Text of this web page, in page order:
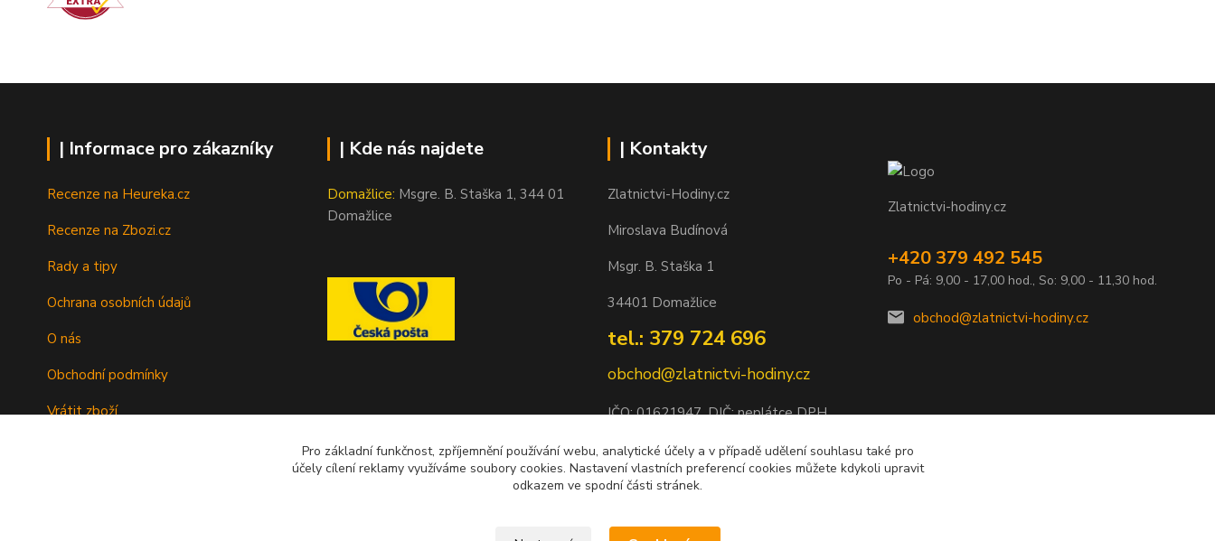
| Informace pro zákazníky
Recenze na Heureka.cz
Recenze na Zbozi.cz
Rady a tipy
Ochrana osobních údajů
O nás
Obchodní podmínky
Vrátit zboží
| Kde nás najdete
Domažlice: Msgre. B. Staška 1, 344 01
Domažlice
| Kontakty
Zlatnictvi-Hodiny.cz
Miroslava Budínová
Msgr. B. Staška 1
34401 Domažlice
tel.: 379 724 696
obchod@zlatnictvi-hodiny.cz
IČO: 01621947, DIČ: neplátce DPH
Bankovní spojení: 2500452838/2010
Zlatnictvi-hodiny.cz
+420 379 492 545
Po - Pá: 9,00 - 17,00 hod., So: 9,00 - 11,30 hod.
obchod@zlatnictvi-hodiny.cz
Pro základní funkčnost, zpříjemnění používání webu, analytické účely a v případě udělení souhlasu také pro
účely cílení reklamy využíváme soubory cookies. Nastavení vlastních preferencí cookies můžete kdykoli upravit
odkazem ve spodní části stránek.